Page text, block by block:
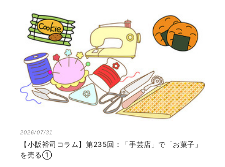
2026/07/31
【小阪裕司コラム】第235回：「手芸店」で「お菓子」
を売る①